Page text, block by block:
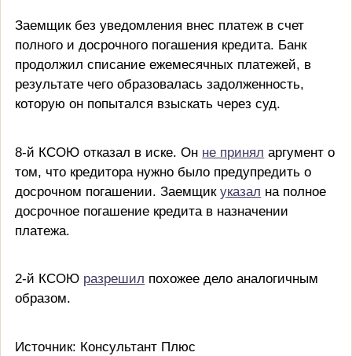
Заемщик без уведомления внес платеж в счет
полного и досрочного погашения кредита. Банк
продолжил списание ежемесячных платежей, в
результате чего образовалась задолженность,
которую он попытался взыскать через суд.
8-й КСОЮ отказал в иске. Он не принял аргумент о
том, что кредитора нужно было предупредить о
досрочном погашении. Заемщик указал на полное
досрочное погашение кредита в назначении
платежа.
2-й КСОЮ разрешил похожее дело аналогичным
образом.
Источник: Консультант Плюс